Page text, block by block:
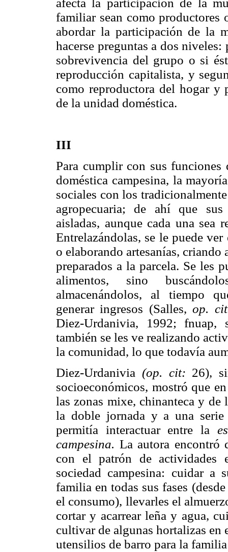
familiar sean como productores
abordar la participación de la
hacerse preguntas a dos
sobrevivencia del grupo o si
reproducción capitalista, y
como reproductora del hogar y
de la unidad doméstica.
III
Para cumplir con sus
doméstica campesina, la
sociales con los
agropecuaria; de ahí que
aisladas, aunque cada una sea
Entrelazándolas, se le puede
o elaborando artesanías,
preparados a la parcela. Se les
alimentos, sino
almacenándolos, al tiempo
generar ingresos (Salles,op.
Diez-Urdanivia, 1992; fnuap,
también se les ve realizando
la comunidad, lo que todavía
Diez-Urdanivia (op. cit: 26),
socioeconómicos, mostró que
las zonas mixe, chinanteca y de
la doble jornada y a una serie
permitía interactuar entre la
campesina. La autora encontró
con el patrón de actividades
sociedad campesina: cuidar a
familia en todas sus fases
el consumo), llevarles el
cortar y acarrear leña y agua,
cultivar de algunas hortalizas
utensilios de barro para la